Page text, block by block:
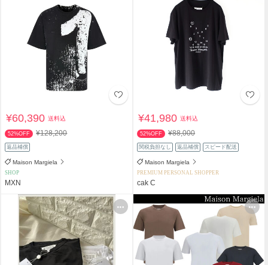
¥60,390送料込
52%OFF ¥128,200
返品補償
Maison Margiela
SHOP
MXN
¥41,980送料込
52%OFF ¥88,000
関税負担なし 返品補償 スピード配送
Maison Margiela
PREMIUM PERSONAL SHOPPER
cak C